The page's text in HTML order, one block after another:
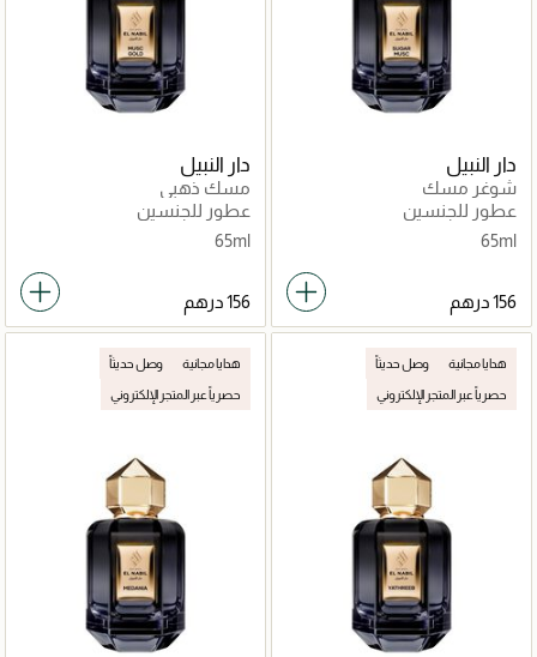
دار النبيل
شوغر مسك
عطور للجنسين
65ml
دار النبيل
مسك ذهبي
عطور للجنسين
65ml
هدايا مجانية وصل حديثاً
حصرياً عبر المتجر الإلكتروني
هدايا مجانية وصل حديثاً
حصرياً عبر المتجر الإلكتروني